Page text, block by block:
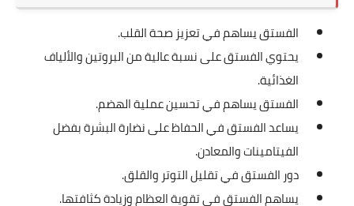
الفستق يساهم في تعزيز صحة القلب.
يحتوي الفستق على نسبة عالية من البروتين والألياف
الغذائية.
الفستق يساهم في تحسين عملية الهضم.
يساعد الفستق في الحفاظ على نضارة البشرة بفضل
الفيتامينات والمعادن.
دور الفستق في تقليل التوتر والقلق.
يساهم الفستق في تقوية العظام وزيادة كثافتها.